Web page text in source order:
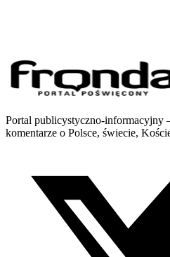
Portal publicystyczno-
komentarze o Polsce, świecie,